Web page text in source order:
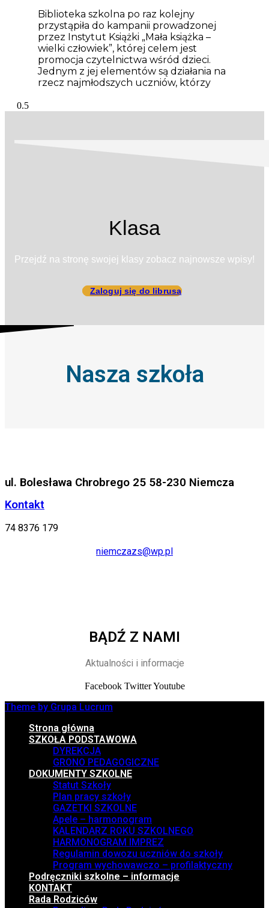
Biblioteka szkolna po raz kolejny
przystąpiła do kampanii prowadzonej
przez Instytut Książki „Mała książka –
wielki człowiek”, której celem jest
promocja czytelnictwa wśród dzieci.
Jednym z jej elementów są działania na
rzecz najmłodszych uczniów, którzy
Klasa
Przejdź na stronę swojej klasy zobacz najnowsze wpisy!
Zaloguj się do librusa
Nasza szkoła
ul. Bolesława Chrobrego 25 58-230 Niemcza
Kontakt
74 8376 179
niemczazs@wp.pl
BĄDŹ Z NAMI
Aktualności i informacje
Facebook Twitter Youtube
Theme by Grupa Lucrum
Strona główna
SZKOŁA PODSTAWOWA
DYREKCJA
GRONO PEDAGOGICZNE
DOKUMENTY SZKOLNE
Statut Szkoły
Plan pracy szkoły
GAZETKI SZKOLNE
Apele – harmonogram
KALENDARZ ROKU SZKOLNEGO
HARMONOGRAM IMPREZ
Regulamin dowozu uczniów do szkoły
Program wychowawczo – profilaktyczny
Podręczniki szkolne – informacje
KONTAKT
Rada Rodziców